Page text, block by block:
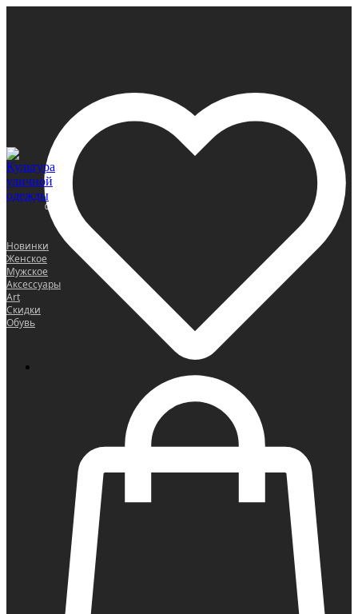
0
Новинки
Женское
Мужское
Аксессуары
Art
Скидки
Обувь